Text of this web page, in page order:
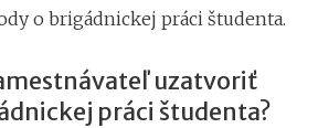
o brigádnickej práci študenta.
uzatvoriť
práci študenta?